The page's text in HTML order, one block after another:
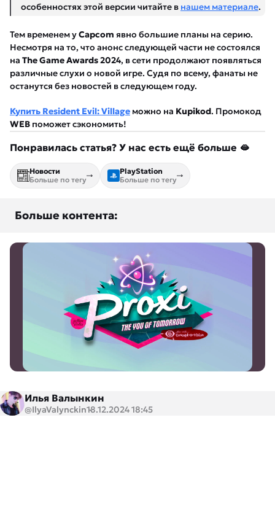
особенностях этой версии читайте в нашем материале.
Тем временем уCapcom явно большие планы на серию.
Несмотря на то, что анонс следующей части не состоялся
на The Game Awards 2024, в сети продолжают появляться
различные слухи о новой игре. Судя по всему, фанаты не
останутся без новостей в следующем году.
Купить Resident Evil: Village можно на Kupikod. Промокод
WEB поможет сэкономить!
Понравилась статья? У нас есть ещё больше 🫦
Новости
Больше по тегу
PlayStation
Больше по тегу
Больше контента:
Илья Валынкин
@IlyaValynckin18.12.2024 18:45